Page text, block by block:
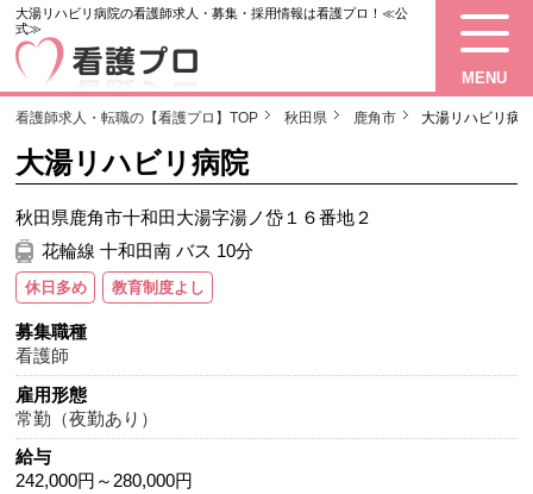
大湯リハビリ病院の看護師求人・募集・採用情報は看護プロ！≪公
式≫
MENU
看護師求人・転職の【看護プロ】TOP 秋田県 鹿角市 大湯リハビリ病
大湯リハビリ病院
秋田県鹿角市十和田大湯字湯ノ岱１６番地２
花輪線 十和田南 バス 10分
休日多め 教育制度よし
募集職種
看護師
雇用形態
常勤（夜勤あり）
給与
242,000円～280,000円